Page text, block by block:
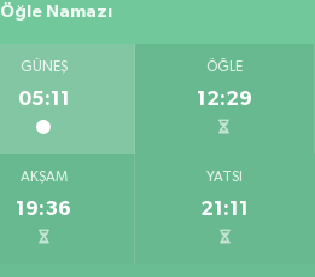
Öğle Namazı
GÜNEŞ
05:11
ÖĞLE
12:29
AKŞAM
19:36
YATSI
21:11